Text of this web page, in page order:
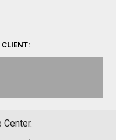
CLIENT:
Center.